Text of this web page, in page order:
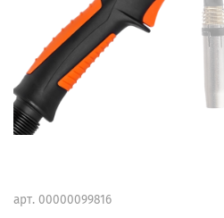
арт. 00000099816